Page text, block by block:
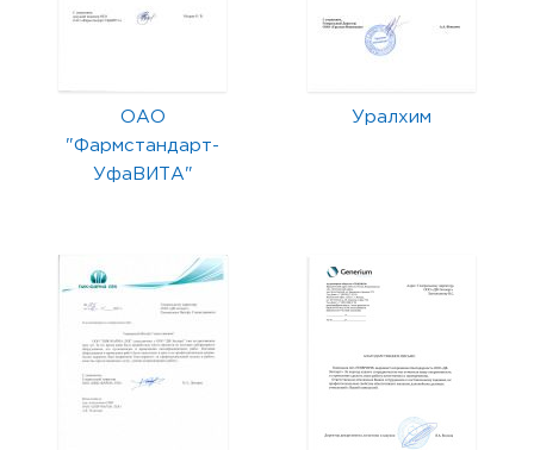
ОАО
"Фармстандарт-
УфаВИТА"
Уралхим